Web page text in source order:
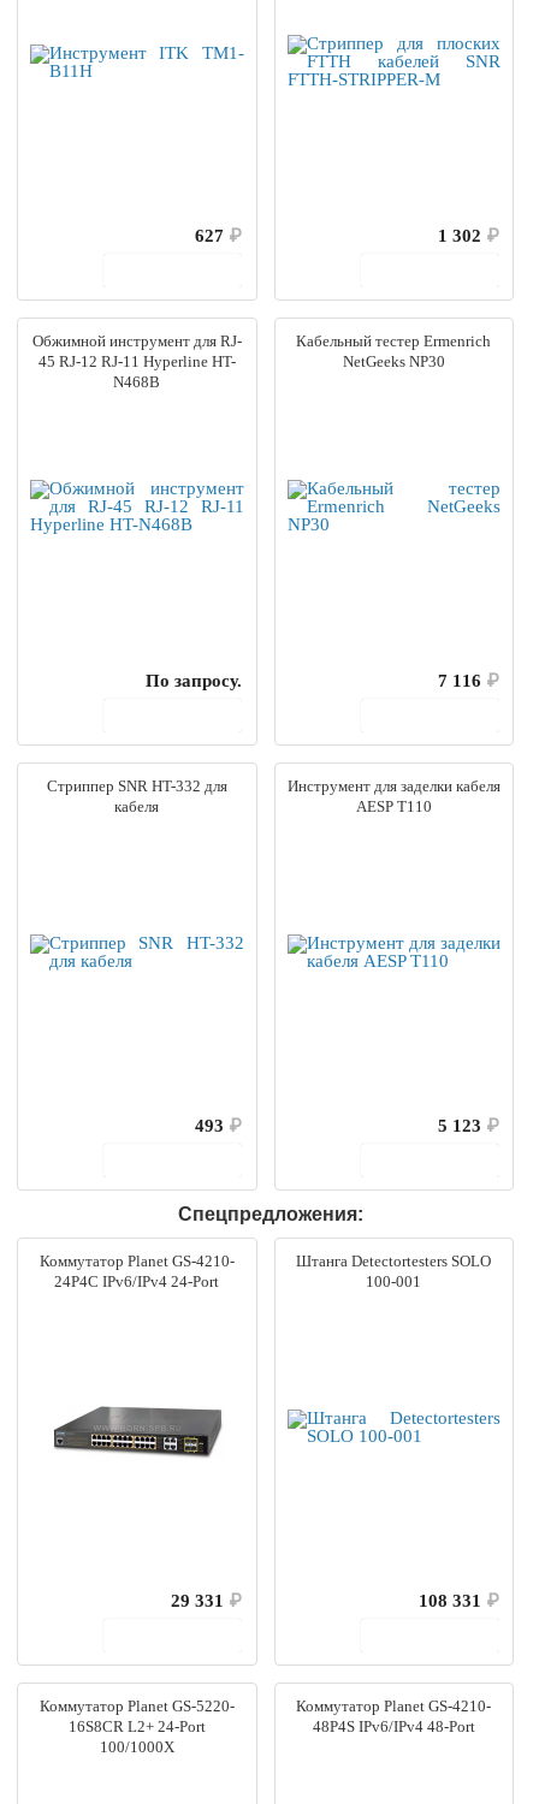
627 ₽
1 302 ₽
Обжимной инструмент для RJ-
45 RJ-12 RJ-11 Hyperline HT-
N468B
По запросу.
Кабельный тестер Ermenrich
NetGeeks NP30
7 116 ₽
Стриппер SNR HT-332 для
кабеля
493 ₽
Инструмент для заделки кабеля
AESP T110
5 123 ₽
Спецпредложения:
Коммутатор Planet GS-4210-
24P4C IPv6/IPv4 24-Port
29 331 ₽
Штанга Detectortesters SOLO
100-001
108 331 ₽
Коммутатор Planet GS-5220-
16S8CR L2+ 24-Port
100/1000X
Коммутатор Planet GS-4210-
48P4S IPv6/IPv4 48-Port